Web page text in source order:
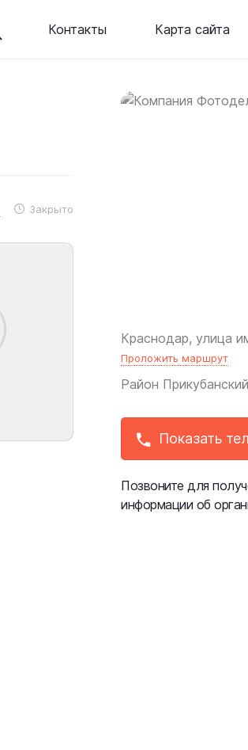
Контакты Карта сайта
Краснодар, улица
Проложить маршрут
Район
Показать
Позвоните для
информации об
Закрыто